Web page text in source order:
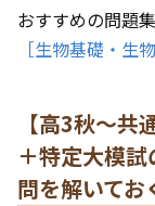
おすすめの問題集
［生物基礎・生
【高3秋〜
＋特定大模
問を解いてお